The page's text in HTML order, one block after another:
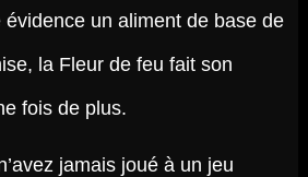
évidence un aliment de base de
la Fleur de feu fait son
fois de plus.
jamais joué à un jeu